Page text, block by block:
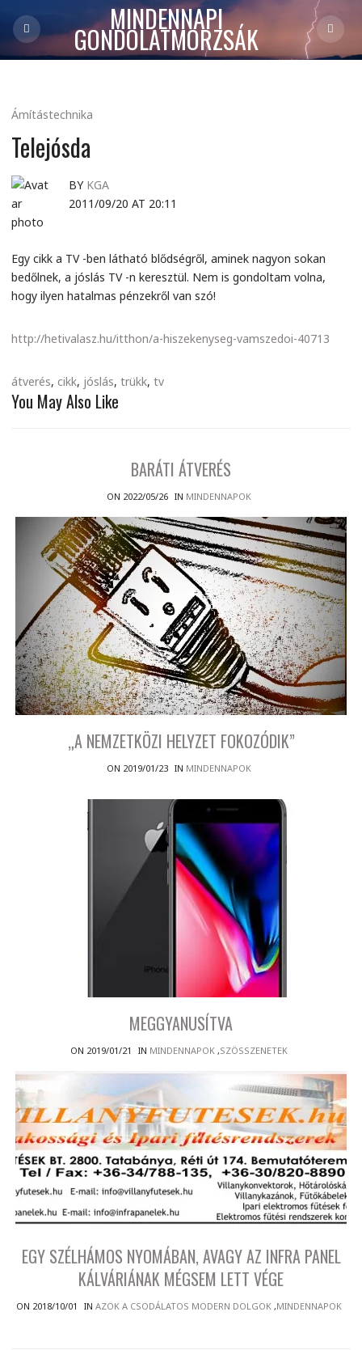
MINDENNAPI
GONDOLATMORZSÁK
Ámítástechnika
Telejósda
BY KGA
2011/09/20 AT 20:11
Egy cikk a TV -ben látható blődségről, aminek nagyon sokan
bedőlnek, a jóslás TV -n keresztül. Nem is gondoltam volna,
hogy ilyen hatalmas pénzekről van szó!
http://hetivalasz.hu/itthon/a-hiszekenyseg-vamszedoi-40713
átverés, cikk, jóslás, trükk, tv
You May Also Like
BARÁTI ÁTVERÉS
ON 2022/05/26 IN MINDENNAPOK
„A NEMZETKÖZI HELYZET FOKOZÓDIK”
ON 2019/01/23 IN MINDENNAPOK
MEGGYANUSÍTVA
ON 2019/01/21 IN MINDENNAPOK ,SZÖSSZENETEK
EGY SZÉLHÁMOS NYOMÁBAN, AVAGY AZ INFRA PANEL
KÁLVÁRIÁNAK MÉGSEM LETT VÉGE
ON 2018/10/01 IN AZOK A CSODÁLATOS MODERN DOLGOK ,MINDENNAPOK